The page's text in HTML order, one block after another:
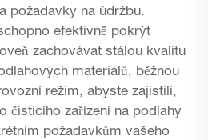
požadavky na údržbu.
efektivně pokrýt
zachovávat stálou kvalitu
materiálů, běžnou
režim, abyste zajistili,
čisticího zařízení na podlahy
požadavkům vašeho